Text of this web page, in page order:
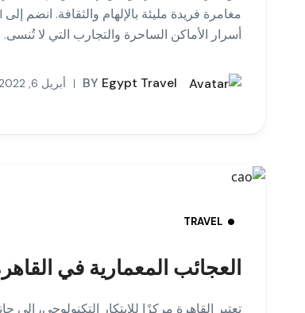
أسرار الأماكن الساحرة والتجارب التي لا تُنسى.
BY Egypt Travel أبريل 6, 2022 10:16 صباحًا
TRAVEL
العجائب المعمارية في
تعتبر القاهرة مركزًا للابتكار التكنولوجي،